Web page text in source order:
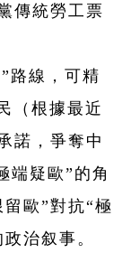
傳統勞工票
路線，可精
（根據最近
諾，爭奪中
端疑歐”的角
歐”對抗“極
治叙事。